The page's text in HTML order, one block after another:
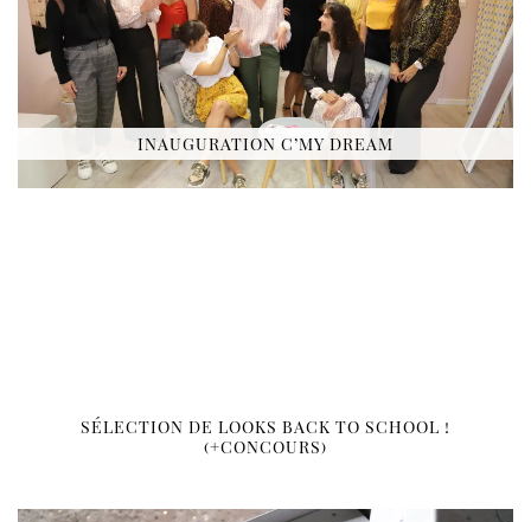
INAUGURATION C’MY DREAM
SÉLECTION DE LOOKS BACK TO SCHOOL !
(+CONCOURS)